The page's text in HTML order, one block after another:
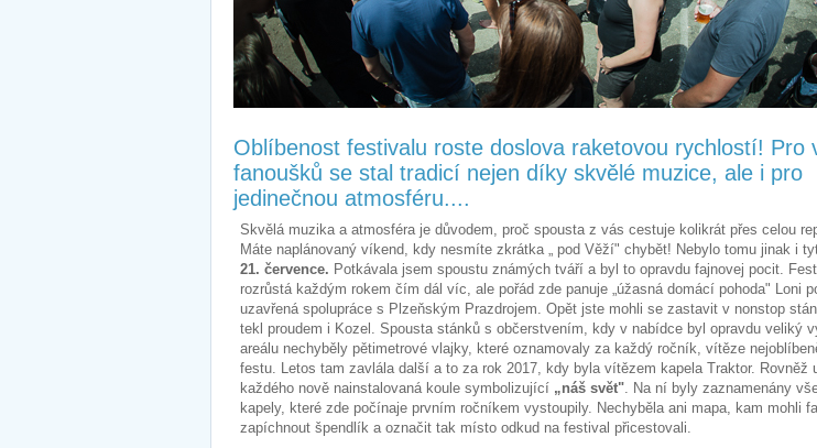
Oblíbenost festivalu roste doslova raketovou rychlostí! Pro
fanoušků se stal tradicí nejen díky skvělé muzice, ale i pro
jedinečnou atmosféru....
Skvělá muzika a atmosféra je důvodem, proč spousta z vás cestuje kolikrát přes celou
Máte naplánovaný víkend, kdy nesmíte zkrátka „ pod Věží" chybět! Nebylo tomu jinak i
21. července. Potkávala jsem spoustu známých tváří a byl to opravdu fajnovej pocit.
rozrůstá každým rokem čím dál víc, ale pořád zde panuje „úžasná domácí pohoda" Loni
uzavřená spolupráce s Plzeňským Prazdrojem. Opět jste mohli se zastavit v nonstop
tekl proudem i Kozel. Spousta stánků s občerstvením, kdy v nabídce byl opravdu veliký
areálu nechyběly pětimetrové vlajky, které oznamovaly za každý ročník, vítěze
festu. Letos tam zavlála další a to za rok 2017, kdy byla vítězem kapela Traktor. Rovněž
každého nově nainstalovaná koule symbolizující „náš svět". Na ní byly zaznamenány
kapely, které zde počínaje prvním ročníkem vystoupily. Nechyběla ani mapa, kam mohli
zapíchnout špendlík a označit tak místo odkud na festival přicestovali.